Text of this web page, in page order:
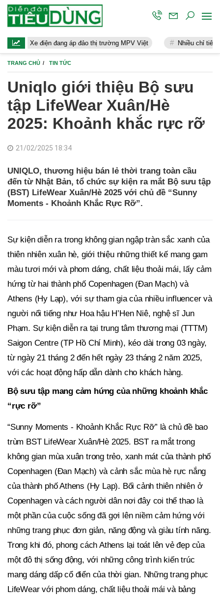
đang áp đảo thị trường MPV Việt Nhiều chỉ tiêu kinh tế 7 tháng
TRANG CHỦ TIN TỨC
Uniqlo giới thiệu Bộ sưu
tập LifeWear Xuân/Hè
2025: Khoảnh khắc rực rỡ
21/02/2025 18:34
UNIQLO, thương hiệu bán lẻ thời trang toàn cầu
đến từ Nhật Bản, tổ chức sự kiện ra mắt Bộ sưu tập
(BST) LifeWear Xuân/Hè 2025 với chủ đề “Sunny
Moments - Khoảnh Khắc Rực Rỡ”.
Sự kiện diễn ra trong không gian ngập tràn sắc xanh của
thiên nhiên xuân hè, giới thiệu những thiết kế mang gam
màu tươi mới và phom dáng, chất liệu thoải mái, lấy cảm
hứng từ hai thành phố Copenhagen (Đan Mạch) và
Athens (Hy Lạp), với sự tham gia của nhiều influencer và
người nổi tiếng như Hoa hậu H’Hen Niê, nghệ sĩ Jun
Phạm. Sự kiện diễn ra tại trung tâm thương mại (TTTM)
Saigon Centre (TP Hồ Chí Minh), kéo dài trong 03 ngày,
từ ngày 21 tháng 2 đến hết ngày 23 tháng 2 năm 2025,
với các hoạt động hấp dẫn dành cho khách hàng.
Bộ sưu tập mang cảm hứng của những khoảnh khắc
“rực rỡ”
“Sunny Moments - Khoảnh Khắc Rực Rỡ” là chủ đề bao
trùm BST LifeWear Xuân/Hè 2025. BST ra mắt trong
không gian mùa xuân trong trẻo, xanh mát của thành phố
Copenhagen (Đan Mạch) và cảnh sắc mùa hè rực nắng
của thành phố Athens (Hy Lạp). Bối cảnh thiên nhiên ở
Copenhagen và cách người dân nơi đây coi thể thao là
một phần của cuộc sống đã gợi lên niềm cảm hứng với
những trang phục đơn giản, năng động và giàu tính năng.
Trong khi đó, phong cách Athens lại toát lên vẻ đẹp của
một đô thị sống động, với những công trình kiến trúc
mang dáng dấp cổ điển của thời gian. Những trang phục
LifeWear với phom dáng, chất liệu thoải mái và bảng